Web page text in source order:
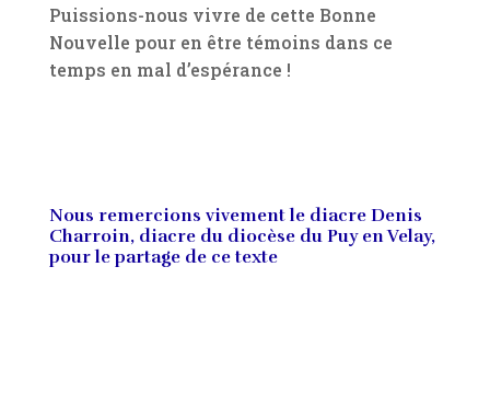
Puissions-nous vivre de cette Bonne
Nouvelle pour en être témoins dans ce
temps en mal d’espérance !
Nous remercions vivement le diacre Denis
Charroin, diacre du diocèse du Puy en Velay,
pour le partage de ce texte